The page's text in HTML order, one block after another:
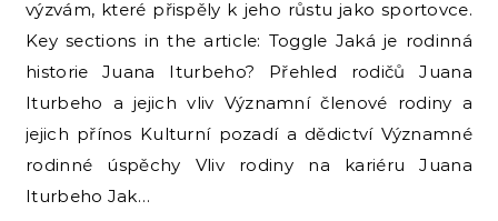
výzvám, které přispěly k jeho růstu jako sportovce.
Key sections in the article: Toggle Jaká je rodinná
historie Juana Iturbeho? Přehled rodičů Juana
Iturbeho a jejich vliv Významní členové rodiny a
jejich přínos Kulturní pozadí a dědictví Významné
rodinné úspěchy Vliv rodiny na kariéru Juana
Iturbeho Jak…